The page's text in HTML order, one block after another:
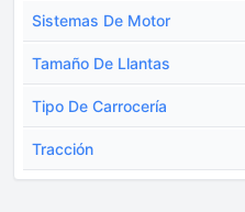
Sistemas De Motor
Tamaño De Llantas
Tipo De Carrocería
Tracción